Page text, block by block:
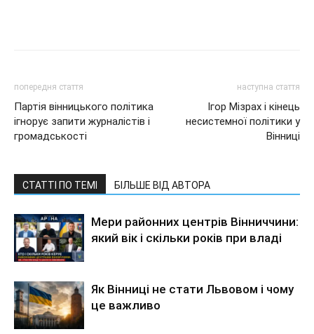
попередня стаття
Партія вінницького політика
ігнорує запити журналістів і
громадськості
наступна стаття
Ігор Мізрах і кінець
несистемної політики у
Вінниці
СТАТТІ ПО ТЕМІ БІЛЬШЕ ВІД АВТОРА
Мери районних центрів Вінниччини:
який вік і скільки років при владі
Як Вінниці не стати Львовом і чому
це важливо